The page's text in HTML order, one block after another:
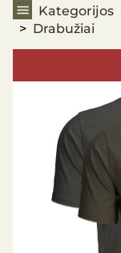
Kategorijos
Drabužiai